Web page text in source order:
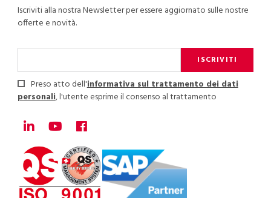
Iscriviti alla nostra Newsletter per essere aggiornato sulle nostre
offerte e novità.
ISCRIVITI
Preso atto dell'informativa sul trattamento dei dati
personali, l'utente esprime il consenso al trattamento